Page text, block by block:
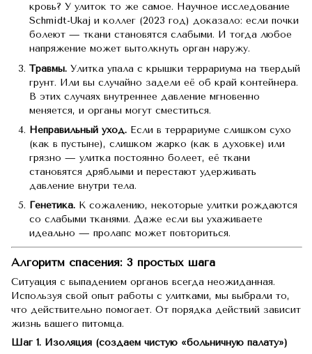
кровь? У улиток то же самое. Научное исследование
Schmidt-Ukaj и коллег (2023 год) доказало: если почки
болеют — ткани становятся слабыми. И тогда любое
напряжение может вытолкнуть орган наружу.
Травмы. Улитка упала с крышки террариума на твердый
грунт. Или вы случайно задели её об край контейнера.
В этих случаях внутреннее давление мгновенно
меняется, и органы могут сместиться.
Неправильный уход. Если в террариуме слишком сухо
(как в пустыне), слишком жарко (как в духовке) или
грязно — улитка постоянно болеет, её ткани
становятся дряблыми и перестают удерживать
давление внутри тела.
Генетика. К сожалению, некоторые улитки рождаются
со слабыми тканями. Даже если вы ухаживаете
идеально — пролапс может повториться.
Алгоритм спасения: 3 простых шага
Ситуация с выпадением органов всегда неожиданная.
Используя свой опыт работы с улитками, мы выбрали то,
что действительно помогает. От порядка действий зависит
жизнь вашего питомца.
Шаг 1. Изоляция (создаем чистую «больничную палату»)